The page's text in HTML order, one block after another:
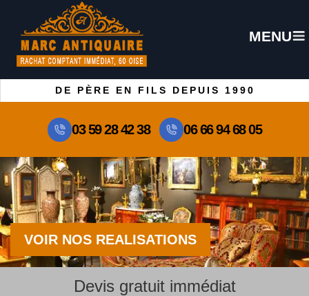
MENU
DE PÈRE EN FILS DEPUIS 1990
03 59 28 42 38 06 66 94 68 05
VOIR NOS REALISATIONS
Devis gratuit immédiat